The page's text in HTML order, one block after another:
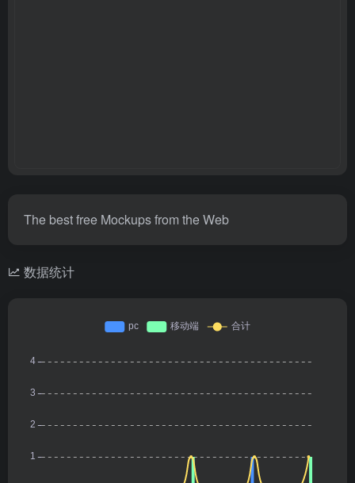
The best free Mockups from the Web
数据统计